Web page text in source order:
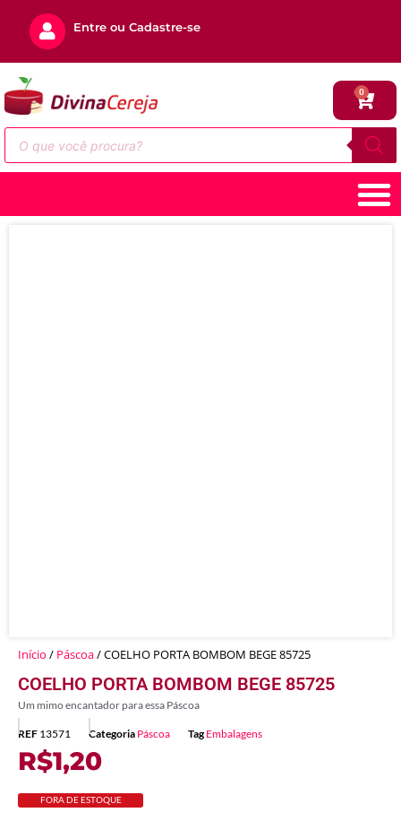
Entre ou Cadastre-se
0
Início / Páscoa/ COELHO PORTA BOMBOM BEGE 85725
COELHO PORTA BOMBOM BEGE 85725
Um mimo encantador para essa Páscoa
REF 13571 Categoria Páscoa Tag Embalagens
R$1,20
FORA DE ESTOQUE